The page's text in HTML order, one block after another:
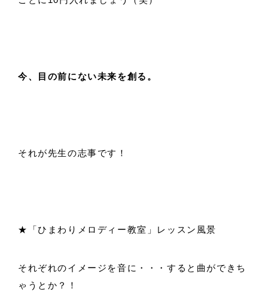
今、目の前にない未来を創る。
それが先生の志事です！
★「ひまわりメロディー教室」レッスン風景
それぞれのイメージを音に・・・すると曲ができち
ゃうとか？！